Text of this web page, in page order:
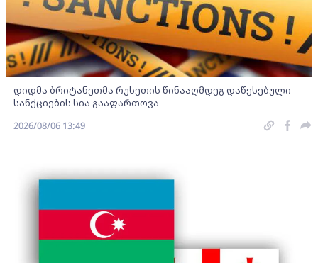
დიდმა ბრიტანეთმა რუსეთის წინააღმდეგ დაწესებული
სანქციების სია გააფართოვა
2026/08/06 13:49